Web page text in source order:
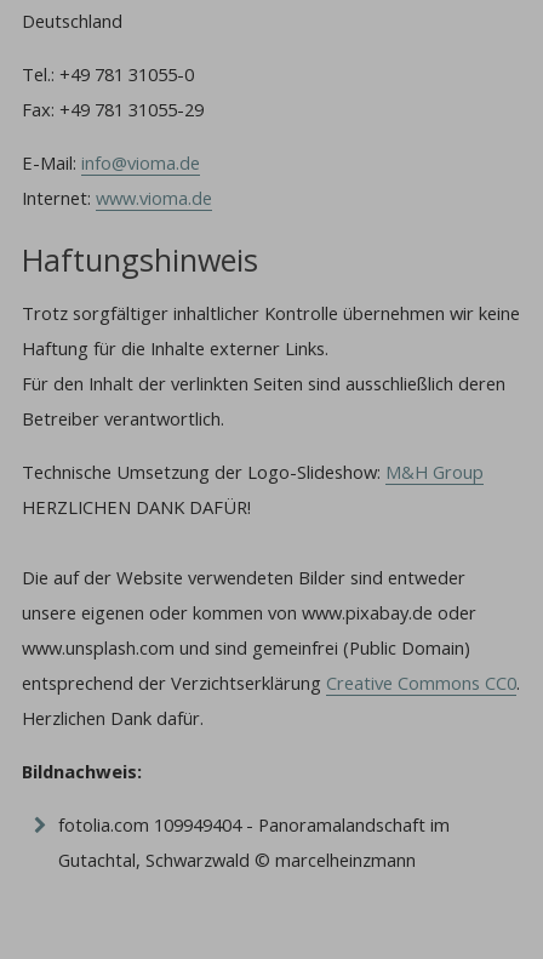
Deutschland
Tel.: +49 781 31055-0
Fax: +49 781 31055-29
E-Mail: info@vioma.de
Internet:www.vioma.de
Haftungshinweis
Trotz sorgfältiger inhaltlicher Kontrolle übernehmen wir keine
Haftung für die Inhalte externer Links.
Für den Inhalt der verlinkten Seiten sind ausschließlich deren
Betreiber verantwortlich.
Technische Umsetzung der Logo-Slideshow: M&H Group
HERZLICHEN DANK DAFÜR!
Die auf der Website verwendeten Bilder sind entweder
unsere eigenen oder kommen von www.pixabay.de oder
www.unsplash.com und sind gemeinfrei (Public Domain)
entsprechend der Verzichtserklärung Creative Commons CC0.
Herzlichen Dank dafür.
Bildnachweis:
fotolia.com 109949404 - Panoramalandschaft im
Gutachtal, Schwarzwald © marcelheinzmann